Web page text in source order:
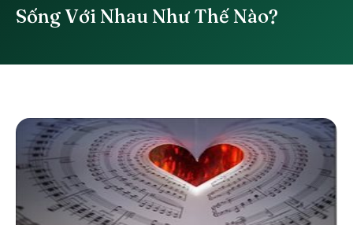
Sống Với Nhau Như Thế Nào?